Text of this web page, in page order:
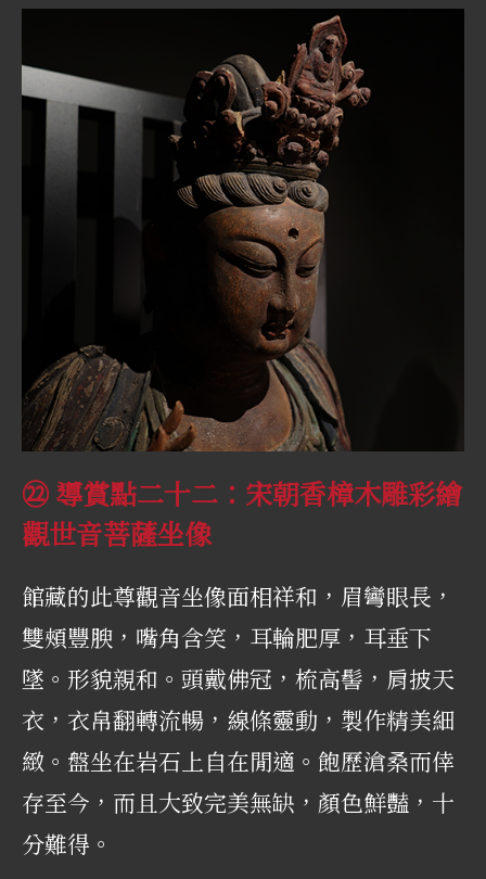
㉒ 導賞點二十二：宋朝香樟木雕彩繪
觀世音菩薩坐像
館藏的此尊觀音坐像面相祥和，眉彎眼長，
雙頰豐腴，嘴角含笑，耳輪肥厚，耳垂下
墜。形貌親和。頭戴佛冠，梳高髻，肩披天
衣，衣帛翻轉流暢，線條靈動，製作精美細
緻。盤坐在岩石上自在閒適。飽歷滄桑而倖
存至今，而且大致完美無缺，顏色鮮豔，十
分難得。